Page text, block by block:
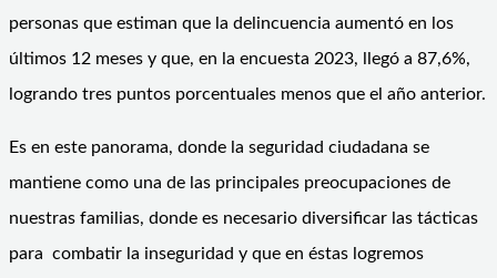
personas que estiman que la delincuencia aumentó en los
últimos 12 meses y que, en la encuesta 2023, llegó a 87,6%,
logrando tres puntos porcentuales menos que el año anterior.
Es en este panorama, donde la seguridad ciudadana se
mantiene como una de las principales preocupaciones de
nuestras familias, donde es necesario diversificar las tácticas
para combatir la inseguridad y que en éstas logremos